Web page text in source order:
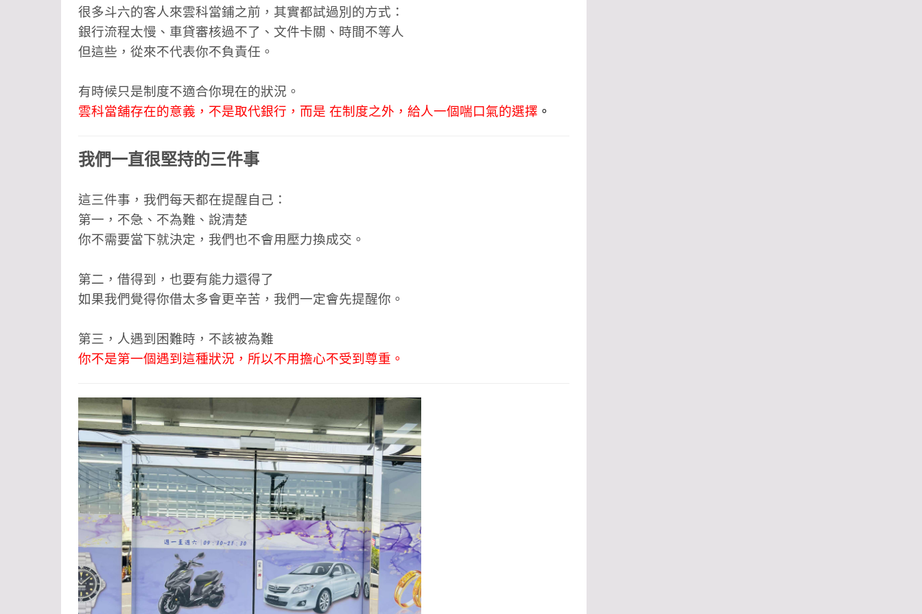
很多斗六的客人來雲科當鋪之前，其實都試過別的方式：
銀行流程太慢、 車貸審核過不了、 文件卡關、時間不等人
但這些，從來不代表你不負責任。
有時候只是制度不適合你現在的狀況。
雲科當舖存在的意義，不是取代銀行，而是 在制度之外，給人一個喘口氣的選擇 。
我們一直很堅持的三件事
這三件事，我們每天都在提醒自己：
第一，不急、不為難、說清楚
你不需要當下就決定，我們也不會用壓力換成交。
第二，借得到，也要有能力還得了
如果我們覺得你借太多會更辛苦，我們一定會先提醒你。
第三，人遇到困難時，不該被為難
你不是第一個遇到這種狀況，所以不用擔心不受到尊重。